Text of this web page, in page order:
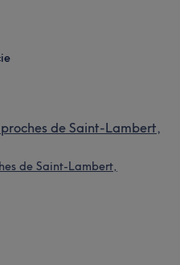
de Saint-Lambert,
de Saint-Lambert,